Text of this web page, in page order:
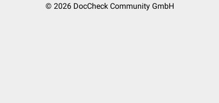
© 2026 DocCheck Community GmbH